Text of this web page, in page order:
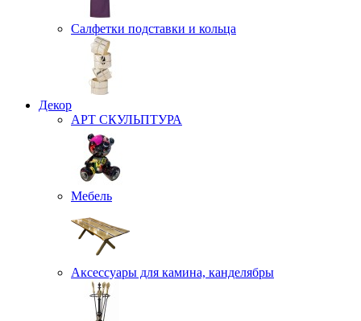
Салфетки подставки и кольца
Декор
АРТ СКУЛЬПТУРА
Мебель
Аксессуары для камина, канделябры